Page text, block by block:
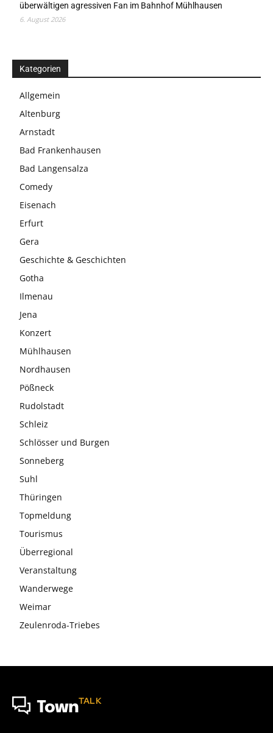
überwältigen agressiven Fan im Bahnhof Mühlhausen
6. August 2026
Kategorien
Allgemein
Altenburg
Arnstadt
Bad Frankenhausen
Bad Langensalza
Comedy
Eisenach
Erfurt
Gera
Geschichte & Geschichten
Gotha
Ilmenau
Jena
Konzert
Mühlhausen
Nordhausen
Pößneck
Rudolstadt
Schleiz
Schlösser und Burgen
Sonneberg
Suhl
Thüringen
Topmeldung
Tourismus
Überregional
Veranstaltung
Wanderwege
Weimar
Zeulenroda-Triebes
TownTALK